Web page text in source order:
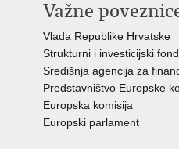
Važne
Vlada Republike Hrvatske
Strukturni i investicijski
Središnja agencija za
Predstavništvo Europske
Europska komisija
Europski parlament